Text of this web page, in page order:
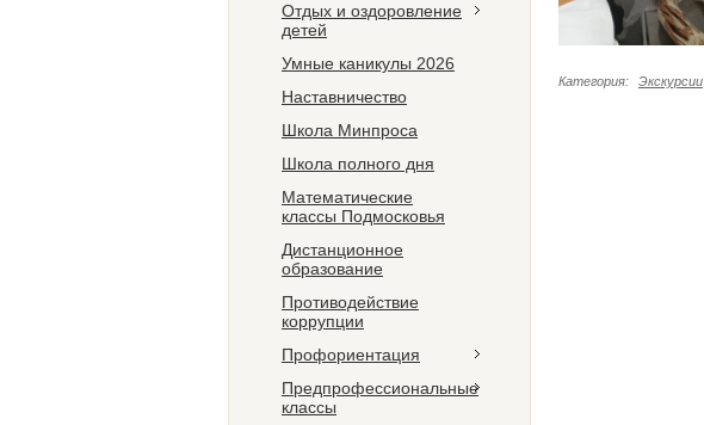
Отдых и оздоровление
детей
Умные каникулы 2026
Наставничество
Школа Минпроса
Школа полного дня
Математические
классы Подмосковья
Дистанционное
образование
Противодействие
коррупции
Профориентация
Предпрофессиональные
классы
Категория: Экскурсии